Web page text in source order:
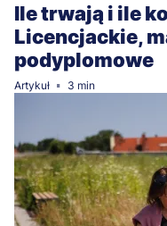
Ile trwają i ile
Licencjackie,
podyplomowe
Artykuł 3 min